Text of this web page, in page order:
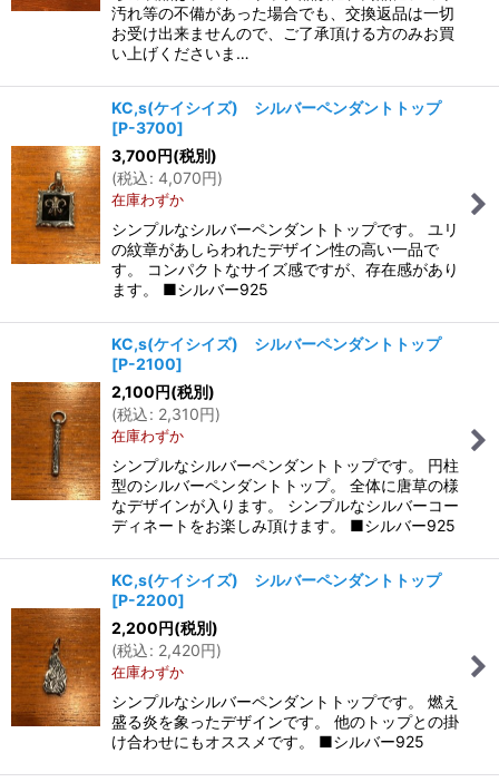
汚れ等の不備があった場合でも、交換返品は一切
お受け出来ませんので、ご了承頂ける方のみお買
い上げくださいま…
KC,s(ケイシイズ) シルバーペンダントトップ
[P-3700]
3,700円(税別)
(税込: 4,070円)
在庫わずか
シンプルなシルバーペンダントトップです。 ユリ
の紋章があしらわれたデザイン性の高い一品で
す。 コンパクトなサイズ感ですが、存在感があり
ます。 ■シルバー925
KC,s(ケイシイズ) シルバーペンダントトップ
[P-2100]
2,100円(税別)
(税込: 2,310円)
在庫わずか
シンプルなシルバーペンダントトップです。 円柱
型のシルバーペンダントトップ。 全体に唐草の様
なデザインが入ります。 シンプルなシルバーコー
ディネートをお楽しみ頂けます。 ■シルバー925
KC,s(ケイシイズ) シルバーペンダントトップ
[P-2200]
2,200円(税別)
(税込: 2,420円)
在庫わずか
シンプルなシルバーペンダントトップです。 燃え
盛る炎を象ったデザインです。 他のトップとの掛
け合わせにもオススメです。 ■シルバー925